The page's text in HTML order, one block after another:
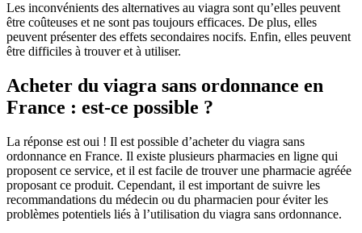
Les inconvénients des alternatives au viagra sont qu’elles peuvent
être coûteuses et ne sont pas toujours efficaces. De plus, elles
peuvent présenter des effets secondaires nocifs. Enfin, elles peuvent
être difficiles à trouver et à utiliser.
Acheter du viagra sans ordonnance en
France : est-ce possible ?
La réponse est oui ! Il est possible d’acheter du viagra sans
ordonnance en France. Il existe plusieurs pharmacies en ligne qui
proposent ce service, et il est facile de trouver une pharmacie agréée
proposant ce produit. Cependant, il est important de suivre les
recommandations du médecin ou du pharmacien pour éviter les
problèmes potentiels liés à l’utilisation du viagra sans ordonnance.